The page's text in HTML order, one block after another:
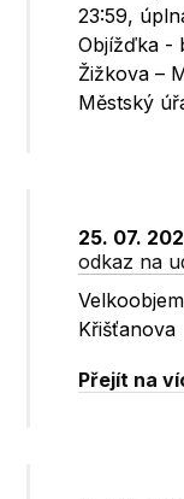
23:59,
Objížďka -
Žižkova –
Městský
25. 07.
odkaz na
Křišťanova
Přejít na